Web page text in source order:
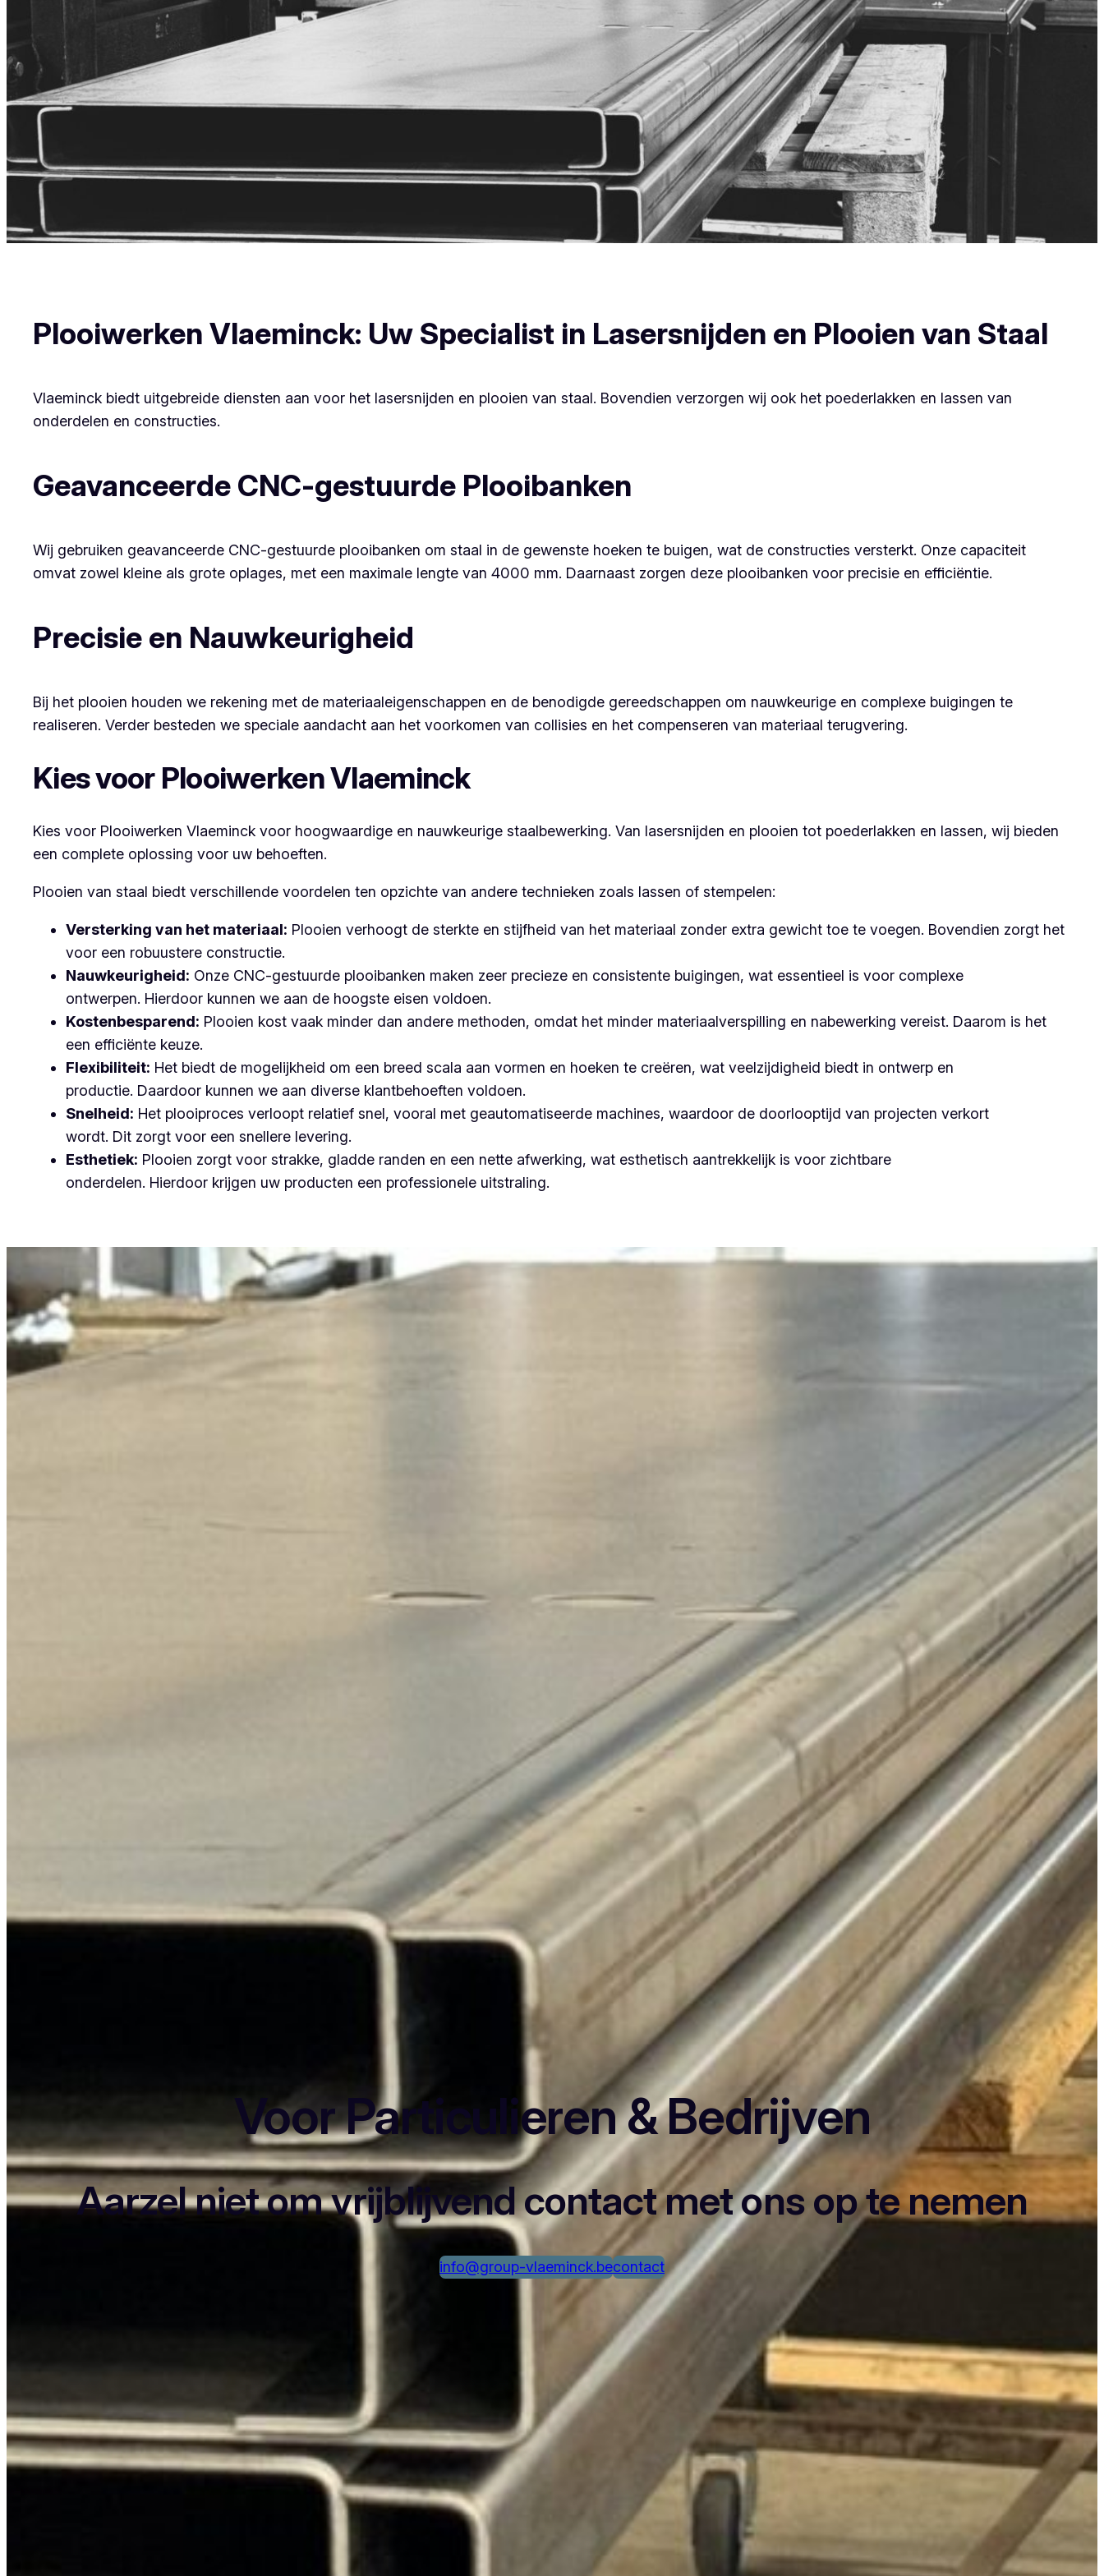
Plooiwerken Vlaeminck: Uw Specialist in Lasersnijden en Plooien van Staal
Vlaeminck biedt uitgebreide diensten aan voor het lasersnijden en plooien van staal. Bovendien verzorgen wij ook het poederlakken en lassen van
onderdelen en constructies.
Geavanceerde CNC-gestuurde Plooibanken
Wij gebruiken geavanceerde CNC-gestuurde plooibanken om staal in de gewenste hoeken te buigen, wat de constructies versterkt. Onze capaciteit
omvat zowel kleine als grote oplages, met een maximale lengte van 4000 mm. Daarnaast zorgen deze plooibanken voor precisie en efficiëntie.
Precisie en Nauwkeurigheid
Bij het plooien houden we rekening met de materiaaleigenschappen en de benodigde gereedschappen om nauwkeurige en complexe buigingen te
realiseren. Verder besteden we speciale aandacht aan het voorkomen van collisies en het compenseren van materiaal terugvering.
Kies voor Plooiwerken Vlaeminck
Kies voor Plooiwerken Vlaeminck voor hoogwaardige en nauwkeurige staalbewerking. Van lasersnijden en plooien tot poederlakken en lassen, wij bieden
een complete oplossing voor uw behoeften.
Plooien van staal biedt verschillende voordelen ten opzichte van andere technieken zoals lassen of stempelen:
Versterking van het materiaal: Plooien verhoogt de sterkte en stijfheid van het materiaal zonder extra gewicht toe te voegen. Bovendien zorgt het
voor een robuustere constructie.
Nauwkeurigheid: Onze CNC-gestuurde plooibanken maken zeer precieze en consistente buigingen, wat essentieel is voor complexe
ontwerpen. Hierdoor kunnen we aan de hoogste eisen voldoen.
Kostenbesparend: Plooien kost vaak minder dan andere methoden, omdat het minder materiaalverspilling en nabewerking vereist. Daarom is het
een efficiënte keuze.
Flexibiliteit: Het biedt de mogelijkheid om een breed scala aan vormen en hoeken te creëren, wat veelzijdigheid biedt in ontwerp en
productie. Daardoor kunnen we aan diverse klantbehoeften voldoen.
Snelheid: Het plooiproces verloopt relatief snel, vooral met geautomatiseerde machines, waardoor de doorlooptijd van projecten verkort
wordt. Dit zorgt voor een snellere levering.
Esthetiek: Plooien zorgt voor strakke, gladde randen en een nette afwerking, wat esthetisch aantrekkelijk is voor zichtbare
onderdelen. Hierdoor krijgen uw producten een professionele uitstraling.
Voor Particulieren & Bedrijven
Aarzel niet om vrijblijvend contact met ons op te nemen
info@group-vlaeminck.becontact